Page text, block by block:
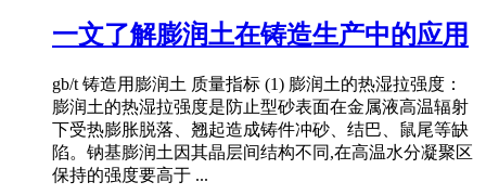
一文了解膨润土在铸造生产中的应用
gb/t 铸造用膨润土 质量指标 (1) 膨润土的热湿拉强度：
膨润土的热湿拉强度是防止型砂表面在金属液高温辐射
下受热膨胀脱落、翘起造成铸件冲砂、结巴、鼠尾等缺
陷。钠基膨润土因其晶层间结构不同,在高温水分凝聚区
保持的强度要高于 ...